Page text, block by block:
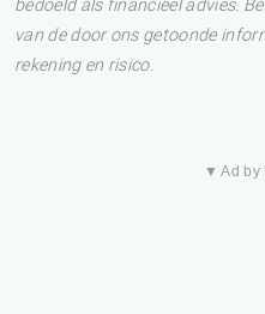
bedoeld als financieel advies.
van de door ons getoonde
rekening en risico.
▼ Ad by